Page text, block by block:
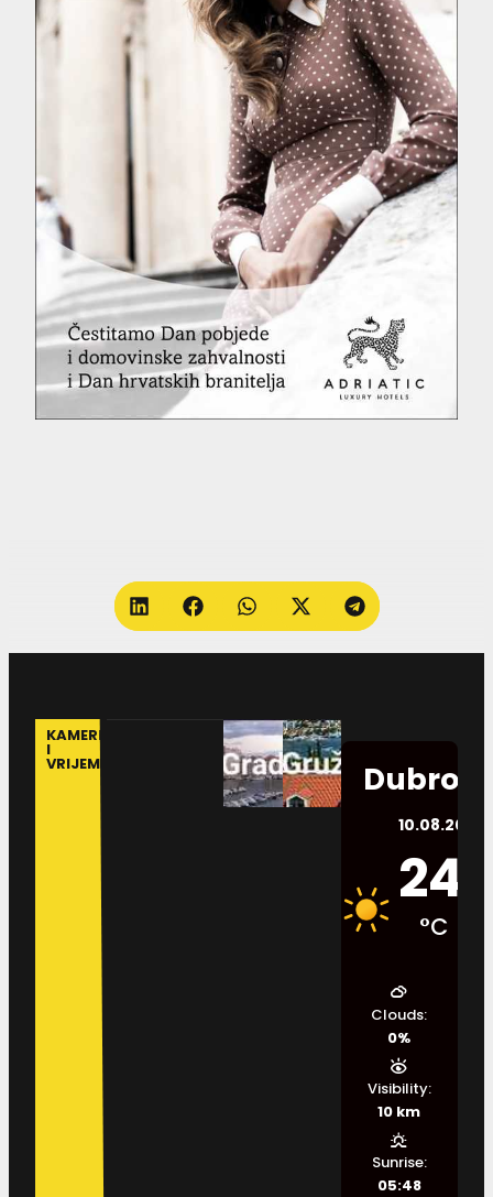
KAMERE
I
VRIJEME
10.08.2026.
24
°C
Clouds:
0%
Visibility:
10 km
Sunrise:
05:48